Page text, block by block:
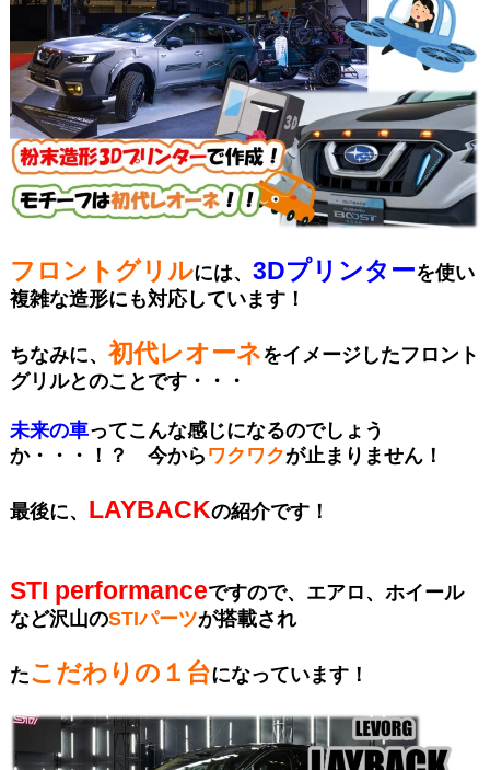
フロントグリルには、 3Dプリンターを使い
複雑な造形にも対応しています！
ちなみに、 初代レオーネをイメージしたフロント
グリルとのことです・・・
未来の車ってこんな感じになるのでしょう
か・・・！？ 今から ワクワクが止まりません！
最後に、 LAYBACKの紹介です！
STI performanceですので、エアロ、ホイール
など沢山のSTIパーツが搭載され
たこだわりの１台になっています！